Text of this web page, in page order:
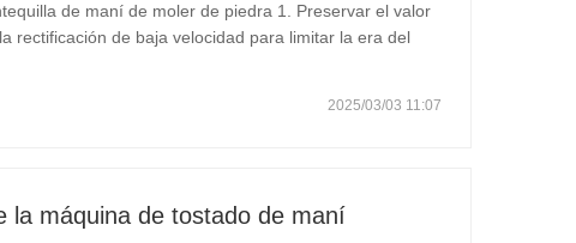
de maní de moler de piedra 1. Preservar el valor
rectificación de baja velocidad para limitar la era del
2025/03/03 11:07
la máquina de tostado de maní